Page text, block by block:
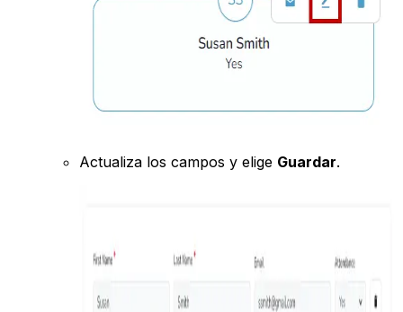
Actualiza los campos y elige Guardar.